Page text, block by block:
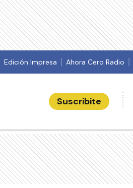
Edición Impresa Ahora Cero Radio
Suscribite